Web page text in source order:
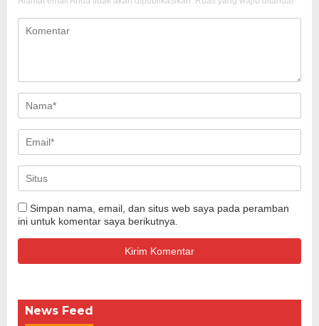
Simpan nama, email, dan situs web saya pada peramban
ini untuk komentar saya berikutnya.
News Feed